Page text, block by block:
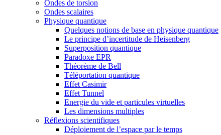
Ondes de torsion
Ondes scalaires
Physique quantique
Quelques notions de base en physique quantique
Le principe d’incertitude de Heisenberg
Superposition quantique
Paradoxe EPR
Théorème de Bell
Téléportation quantique
Effet Casimir
Effet Tunnel
Energie du vide et particules virtuelles
Les dimensions multiples
Réflexions scientifiques
Déploiement de l’espace par le temps